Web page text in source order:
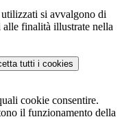
si avvalgono di
finalità illustrate nella
tutti i cookies
cookie consentire.
il funzionamento della